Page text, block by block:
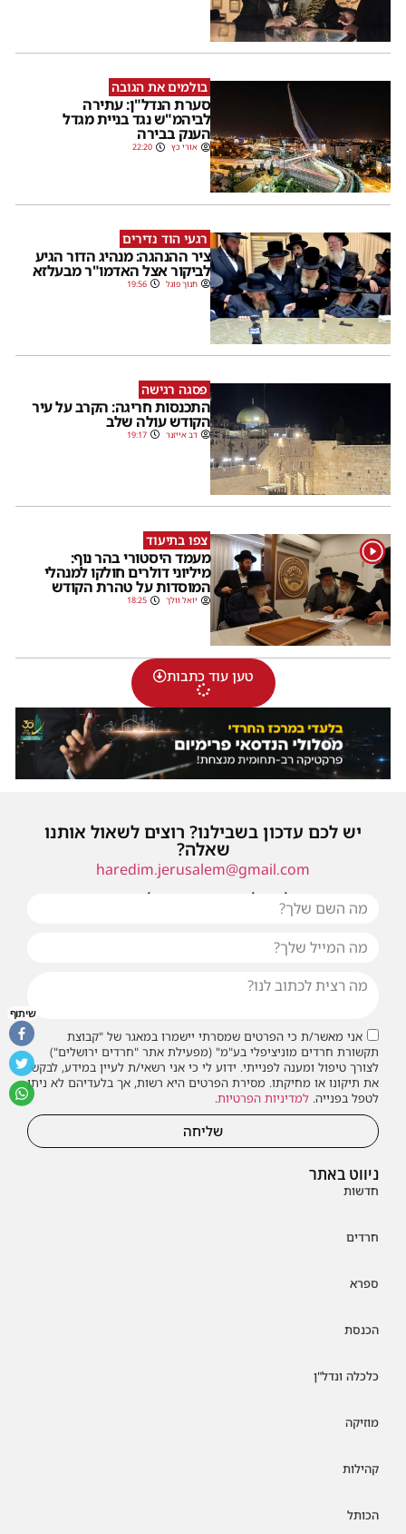
בולמים את הגובה
סערת הנדל"ן: עתירה
לביהמ"ש נגד בניית מגדל
הענק בבירה
אורי כץ 22:20
רגעי הוד נדירים
ציר ההנהגה: מנהיג הדור הגיע
לביקור אצל האדמו"ר מבעלזא
חנוך פוגל 19:56
פסגה רגישה
התכנסות חריגה: הקרב על עיר
הקודש עולה שלב
דב אייזנר 19:17
1 צפו בתיעוד
מעמד היסטורי בהר נוף:
מיליוני דולרים חולקו למנהלי
המוסדות על טהרת הקודש
יואל וולך 18:25
טען עוד כתבות
ניווט באתר
חדשות
חרדים
ספרא
הכנסת
כלכלה ונדל"ן
מוזיקה
קהילות
הכותל
יש לכם עדכון בשבילנו? רוצים לשאול אותנו
שאלה?
haredim.jerusalem@gmail.com
או שילחו אלינו פנייה ונחזור אליכם בהקדם
אני מאשר/ת כי הפרטים שמסרתי יישמרו במאגר של "קבוצת
תקשורת חרדים מוניציפלי בע"מ" (מפעילת אתר "חרדים ירושלים")
לצורך טיפול ומענה לפנייתי. ידוע לי כי אני רשאי/ת לעיין במידע, לבקש
את תיקונו או מחיקתו. מסירת הפרטים היא רשות, אך בלעדיהם לא ניתן
לטפל בפנייה. למדיניות הפרטיות.
שליחה
שיתוף